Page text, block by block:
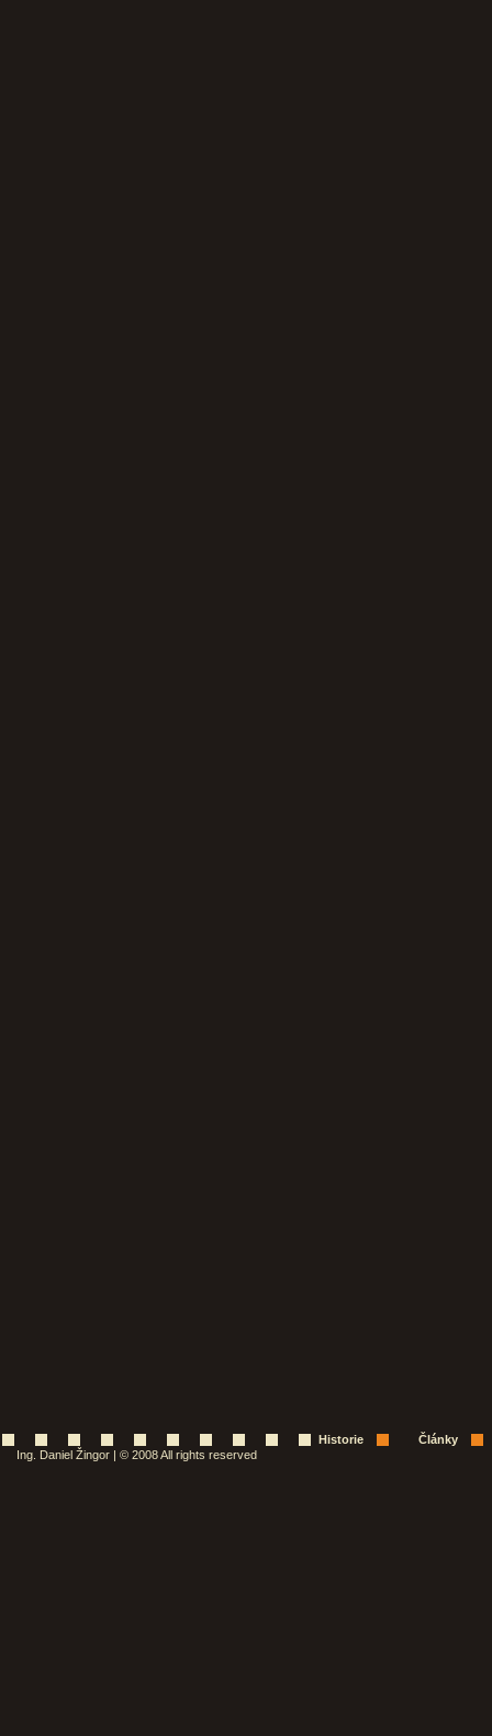
Historie
Články
Ing. Daniel Žingor | © 2008 All rights reserved